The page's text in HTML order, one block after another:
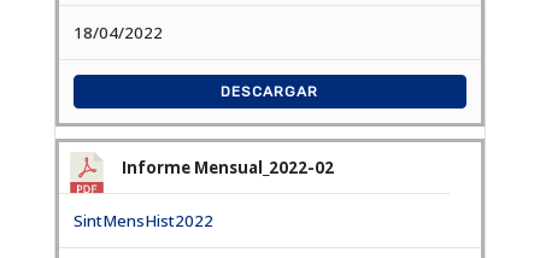
18/04/2022
DESCARGAR
Informe Mensual_2022-02
SintMensHist2022